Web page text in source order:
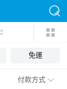
免運
付款方式